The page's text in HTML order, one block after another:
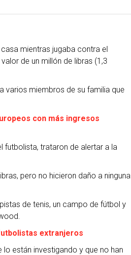
mientras jugaba contra el
de un millón de libras (1,3
varios miembros de su familia que
con más ingresos
trataron de alertar a la
pero no hicieron daño a ninguna
de tenis, un campo de fútbol y
extranjeros
están investigando y que no han